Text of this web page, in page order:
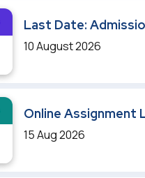
Last Date:
10 August 2026
Online Assignment
15 Aug 2026